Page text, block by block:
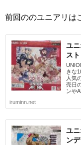
前回ののユニアリは
ユ
ス
きな
人気
売日
ンや
iruminn.net
ユ
ン